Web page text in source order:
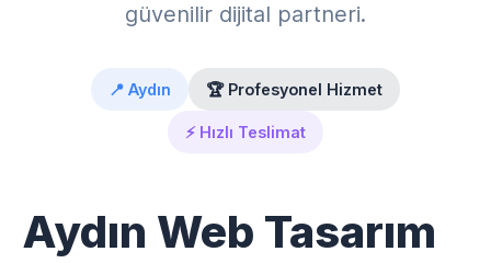
güvenilir dijital partneri.
📍 Aydın 🏆 Profesyonel Hizmet
⚡ Hızlı Teslimat
Aydın Web Tasarım